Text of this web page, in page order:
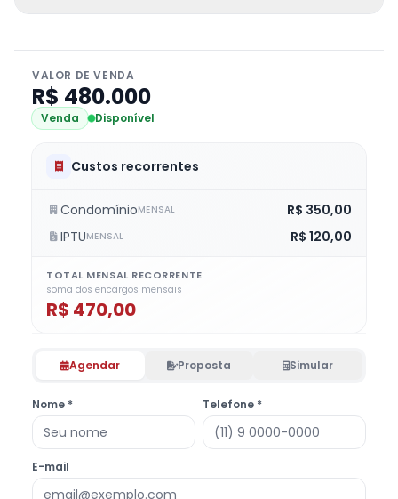
VALOR DE VENDA
R$ 480.000
Venda Disponível
Custos recorrentes
CondomínioMENSAL
R$ 350,00
IPTUMENSAL R$ 120,00
TOTAL MENSAL RECORRENTE
soma dos encargos mensais
R$ 470,00
Agendar Proposta Simular
Nome * Telefone *
E-mail